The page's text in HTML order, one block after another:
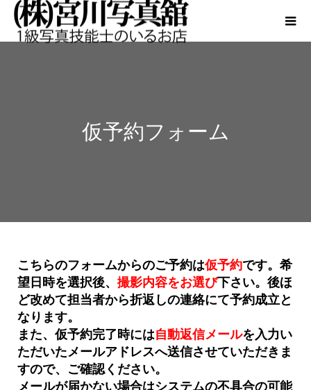
仮予約フォーム
こちらのフォームからのご予約は仮予約です。希
望日時を選択後、 撮影内容をお選び下さい。後ほ
ど改めて担当者から折返しの連絡にて予約成立と
なります。
また、仮予約完了時には自動返信メールを入力い
ただいたメールアドレスへ送信させていただきま
すので、ご確認ください。
メールが届かない場合はシステムの不具合の可能